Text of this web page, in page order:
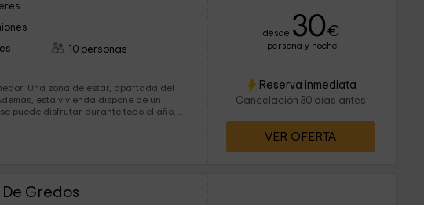
10 personas
del
puede disfrutar durante todo el año.
desde 30€
persona y noche
Reserva inmediata
Cancelación 30 días antes
VER OFERTA
Gredos